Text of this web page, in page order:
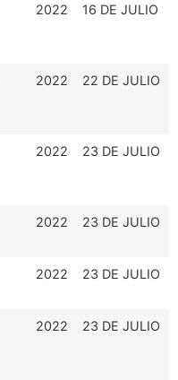
2022 16 DE JULIO
2022 22 DE JULIO
2022 23 DE JULIO
2022 23 DE JULIO
2022 23 DE JULIO
2022 23 DE JULIO